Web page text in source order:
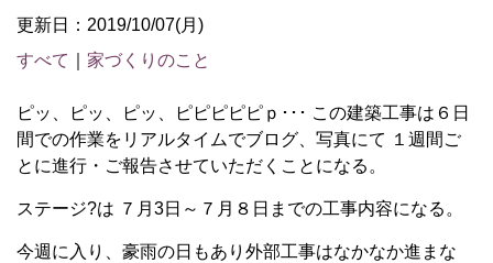
更新日：2019/10/07(月)
すべて
家づくりのこと
ピッ、ピッ、ピッ、ピピピピピｐ･･･ この建築工事は６日
間での作業をリアルタイムでブログ、写真にて １週間ご
とに進行・ご報告させていただくことになる。
ステージ?は ７月3日～７月８日までの工事内容になる。
今週に入り、豪雨の日もあり外部工事はなかなか進まな